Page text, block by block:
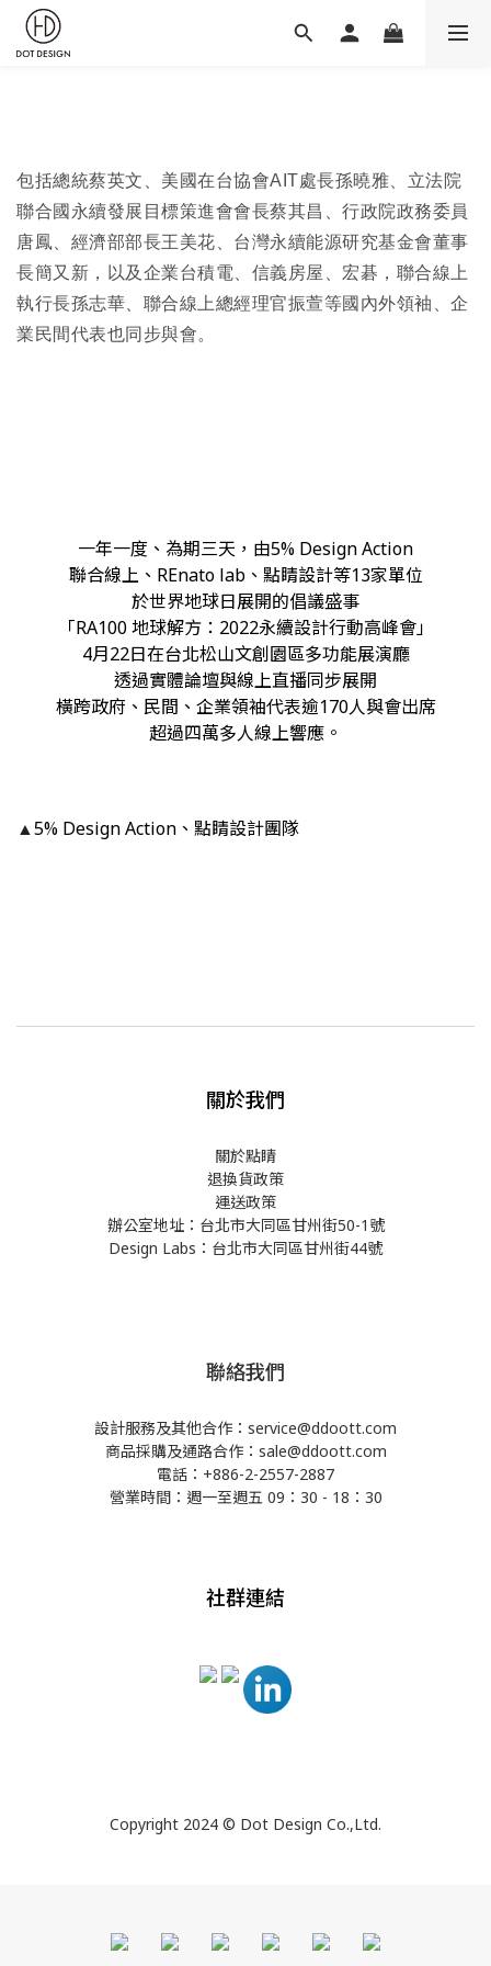
包括總統蔡英文、美國在台協會AIT處長孫曉雅、立法院
聯合國永續發展目標策進會會長蔡其昌、行政院政務委員
唐鳳、經濟部部長王美花、台灣永續能源研究基金會董事
長簡又新，以及企業台積電、信義房屋、宏碁，聯合線上
執行長孫志華、聯合線上總經理官振萱等國內外領袖、企
業民間代表也同步與會。
一年一度、為期三天，由5% Design Action
聯合線上、REnato lab、點睛設計等13家單位
於世界地球日展開的倡議盛事
「RA100 地球解方：2022永續設計行動高峰會」
4月22日在台北松山文創園區多功能展演廳
透過實體論壇與線上直播同步展開
橫跨政府、民間、企業領袖代表逾170人與會出席
超過四萬多人線上響應。
▲ 5% Design Action、點睛設計團隊
關於我們
關於點睛
退換貨政策
運送政策
辦公室地址：台北市大同區甘州街50-1號
Design Labs：台北市大同區甘州街44號
聯絡我們
設計服務及其他合作：service@ddoott.com
商品採購及通路合作：sale@ddoott.com
電話：+886-2-2557-2887
營業時間：週一至週五 09：30 - 18：30
社群連結
Copyright 2024 © Dot Design Co.,Ltd.